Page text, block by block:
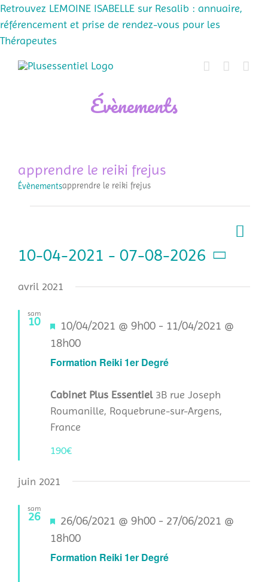
Retrouvez LEMOINE ISABELLE sur Resalib : annuaire,
référencement et prise de rendez-vous pour les
Thérapeutes
Évènements
apprendre le reiki frejus
Évènementsapprendre le reiki frejus
Liste
10-04-2021 - 07-08-2026
une
date.
avril 2021
sam
10
Formation Reiki 1er Degré
Mis
en
avant
10/04/2021 @ 9h00 - 11/04/2021 @
18h00
Cabinet Plus Essentiel 3B rue Joseph
Roumanille, Roquebrune-sur-Argens,
France
190€
juin 2021
sam
26
Formation Reiki 1er Degré
Mis
en
avant
26/06/2021 @ 9h00 - 27/06/2021 @
18h00